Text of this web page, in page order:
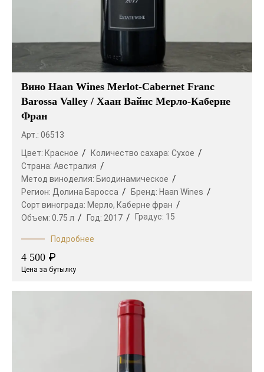
Вино Haan Wines Merlot-Cabernet Franc
Barossa Valley / Хаан Вайнс Мерло-Каберне
Фран
Арт.: 06513
Цвет: Красное Количество сахара: Сухое
Страна: Австралия
Метод виноделия: Биодинамическое
Регион: Долина Баросса Бренд: Haan Wines
Сорт винограда: Мерло, Каберне фран
Объем: 0.75 л Год: 2017 Градус: 15
Подробнее
4 500 ₽
Цена за бутылку